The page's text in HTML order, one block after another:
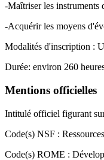
-Maîtriser les instruments
-Acquérir les moyens
Modalités d'inscription :
Durée: environ 260
Mentions officielles
Intitulé officiel figurant
Code(s) NSF :
Code(s) ROME :